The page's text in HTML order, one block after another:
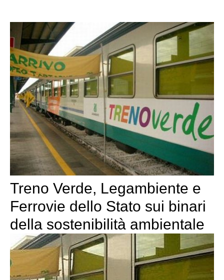
Treno Verde, Legambiente e
Ferrovie dello Stato sui binari
della sostenibilità ambientale